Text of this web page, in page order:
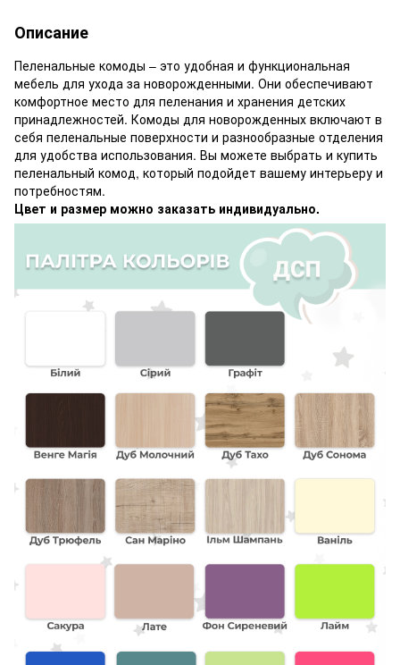
Описание
Пеленальные комоды – это удобная и функциональная
мебель для ухода за новорожденными. Они обеспечивают
комфортное место для пеленания и хранения детских
принадлежностей. Комоды для новорожденных включают в
себя пеленальные поверхности и разнообразные отделения
для удобства использования. Вы можете выбрать и купить
пеленальный комод, который подойдет вашему интерьеру и
потребностям.
Цвет и размер можно заказать индивидуально.